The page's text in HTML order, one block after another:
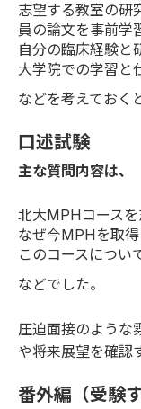
志望する教室の研
員の論文を事前学
自分の臨床経験と
大学院での学習と
などを考えておく
口述試験
主な質問内容は、
北大MPHコース
なぜ今MPHを取
このコースについ
などでした。
圧迫面接のような
や将来展望を確認
番外編（受験